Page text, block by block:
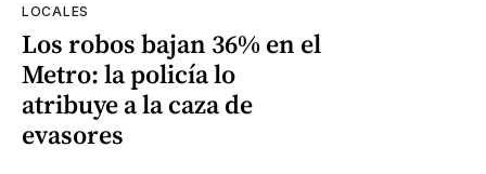
LOCALES
Los robos bajan 36% en el
Metro: la policía lo
atribuye a la caza de
evasores